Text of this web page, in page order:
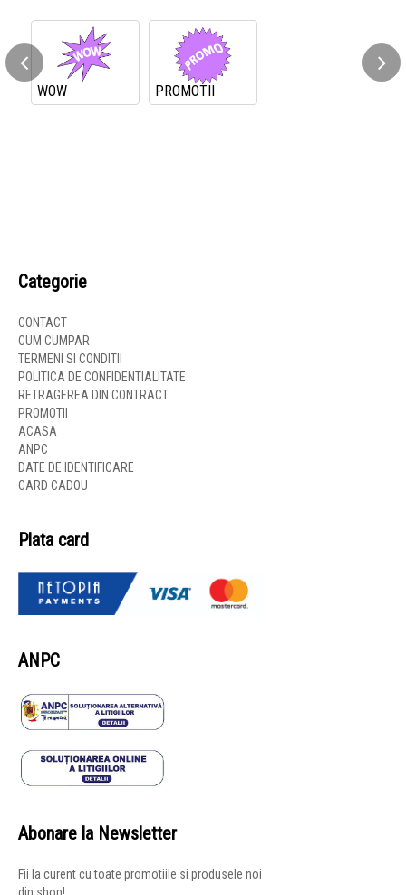
WOW PROMOTII
Categorie
CONTACT
CUM CUMPAR
TERMENI SI CONDITII
POLITICA DE CONFIDENTIALITATE
RETRAGEREA DIN CONTRACT
PROMOTII
ACASA
ANPC
DATE DE IDENTIFICARE
CARD CADOU
Plata card
ANPC
Abonare la Newsletter
Fii la curent cu toate promotiile si produsele noi
din shop!